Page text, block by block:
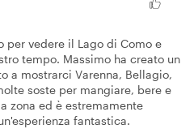
per vedere il Lago di Como e
tempo. Massimo ha creato un
a mostrarci Varenna, Bellagio,
soste per mangiare, bere e
zona ed è estremamente
fantastica.